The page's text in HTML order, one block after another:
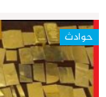
حوادث